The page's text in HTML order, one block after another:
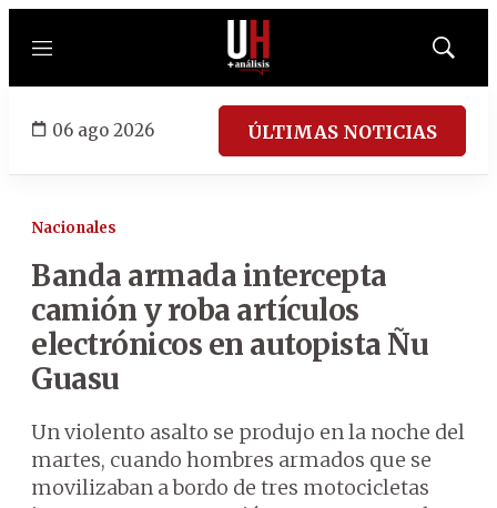
Menú
Mostrar
06 ago 2026 ÚLTIMAS NOTICIAS
Nacionales
Banda armada intercepta
camión y roba artículos
electrónicos en autopista Ñu
Guasu
Un violento asalto se produjo en la noche del
martes, cuando hombres armados que se
movilizaban a bordo de tres motocicletas